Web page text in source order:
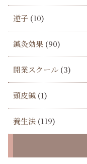
逆子 (10)
鍼灸効果 (90)
開業スクール (3)
頭皮鍼 (1)
養生法 (119)